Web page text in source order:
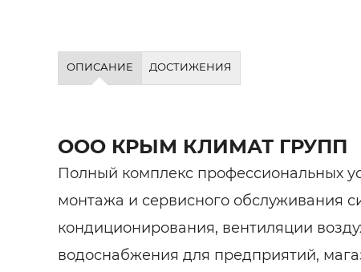
ОПИСАНИЕ ДОСТИЖЕНИЯ
ООО КРЫМ КЛИМАТ ГРУПП
Полный комплекс профессиональных
монтажа и сервисного обслуживания
кондиционирования, вентиляции
водоснабжения для предприятий,